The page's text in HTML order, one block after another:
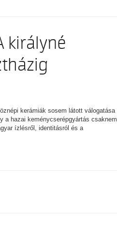
királyné
kerámiák sosem látott válogatása
a hazai keménycserépgyártás csaknem
ízlésről, identitásról és a